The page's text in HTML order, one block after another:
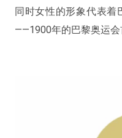
同时女性的形象代表着
——1900年的巴黎奥运会